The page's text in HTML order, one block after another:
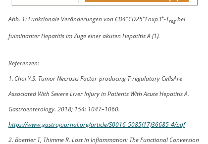
Abb. 1: Funktionale Veränderungen von CD4+CD25+Foxp3+-Tregbei
fulminanter Hepatitis im Zuge einer akuten Hepatitis A [1].
Referenzen:
1. Choi Y.S. Tumor Necrosis Factor-producing T-regulatory CellsAre
Associated With Severe Liver Injury in Patients With Acute Hepatitis A.
Gastroenterology. 2018; 154: 1047–1060.
https://www.gastrojournal.org/article/S0016-5085(17)36685-4/pdf
2. Boettler T, Thimme R. Lost in Inflammation: The Functional Conversion